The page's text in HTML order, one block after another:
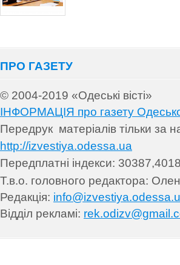
ПРО ГАЗЕТУ
© 2004-2019 «Одеські вісті»
ІНФОРМАЦІЯ про газету
Передрук матеріалів тільки за
http://izvestiya.odessa.ua
Передплатні індекси: 30
Т.в.о. головного редактора:
Редакція:
Відділ рекламі: